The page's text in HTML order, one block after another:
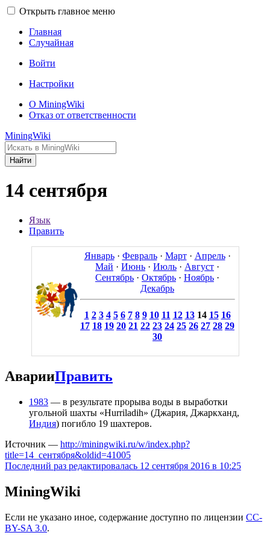
Открыть главное меню
Главная
Случайная
Войти
Настройки
О MiningWiki
Отказ от ответственности
MiningWiki
Найти
14 сентября
Язык
Править
Январь· Февраль· Март· Апрель·
Май · Июнь · Июль · Август ·
Сентябрь · Октябрь · Ноябрь ·
Декабрь
1 2 3 4 5 6 7 8 9 10 11 12 13 14 15 16
17 18 19 20 21 22 23 24 25 26 27 28 29
30
АварииПравить
1983 — в результате прорыва воды в выработки
угольной шахты «Hurriladih» (Джария, Джаркханд,
Индия) погибло 19 шахтеров.
Источник — http://miningwiki.ru/w/index.php?
title=14_сентября&oldid=41005
Последний раз редактировалась 12 сентября 2016 в 10:25
MiningWiki
Если не указано иное, содержание доступно по лицензии CC-
BY-SA 3.0.